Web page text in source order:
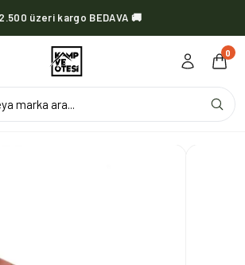
üzeri kargo BEDAVA 🚚
kargo her zaman bedava 🔥
0
marka ara...